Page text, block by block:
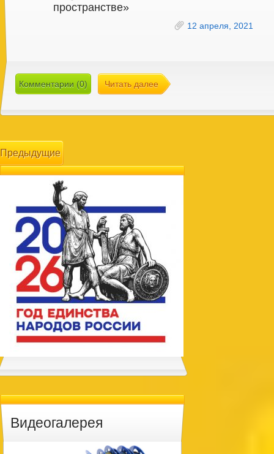
пространстве»
12 апреля, 2021
Комментарии (0) Читать далее
Предыдущие
Видеогалерея